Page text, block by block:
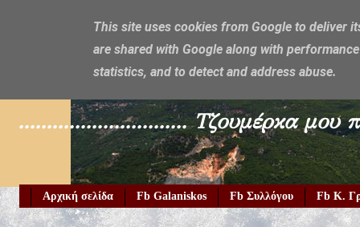
Galaniskos
.............................. Τζουμέρκα μου
Αρχική σελίδα Fb Galaniskos Fb Συλλόγου Fb Κ.
This site uses cookies from Google to deliver
are shared with Google along with
statistics, and to detect and address abuse.